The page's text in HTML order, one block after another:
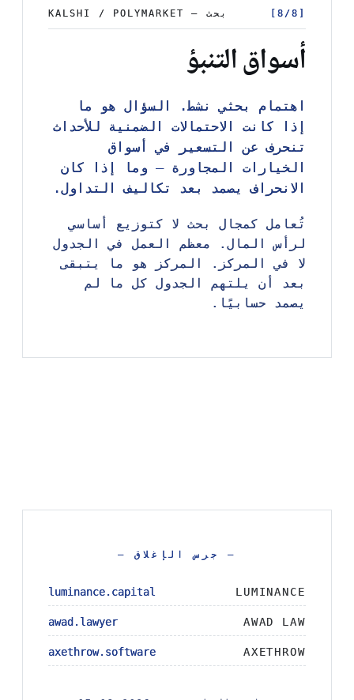
[8/8] بحث — KALSHI / POLYMARKET
أسواق التنبؤ
اهتمام بحثي نشط. السؤال هو ما
إذا كانت الاحتمالات الضمنية للأحداث
تنحرف عن التسعير في أسواق
الخيارات المجاورة — وما إذا كان
الانحراف يصمد بعد تكاليف التداول.
تُعامل كمجال بحث لا كتوزيع أساسي
لرأس المال. معظم العمل في الجدول
لا في المركز. المركز هو ما يتبقى
بعد أن يلتهم الجدول كل ما لم
يصمد حسابيًا.
— جرس الإغلاق —
LUMINANCE
luminance.capital
AWAD LAW
awad.lawyer
AXETHROW
axethrow.software
[8/8] بحث — KALSHI / POLYMARKET
اهتمام بحثي نشط. السؤال هو ما
إذا كانت الاحتمالات الضمنية للأحداث
تنحرف عن التسعير في أسواق
الخيارات المجاورة — وما إذا كان
الانحراف يصمد بعد تكاليف التداول.
تُعامل كمجال بحث لا كتوزيع أساسي
لرأس المال. معظم العمل في الجدول
لا في المركز. المركز هو ما يتبقى
بعد أن يلتهم الجدول كل ما لم
يصمد حسابيًا.
— جرس الإغلاق —
LUMINANCE
luminance.capital
AWAD LAW
awad.lawyer
AXETHROW
axethrow.software